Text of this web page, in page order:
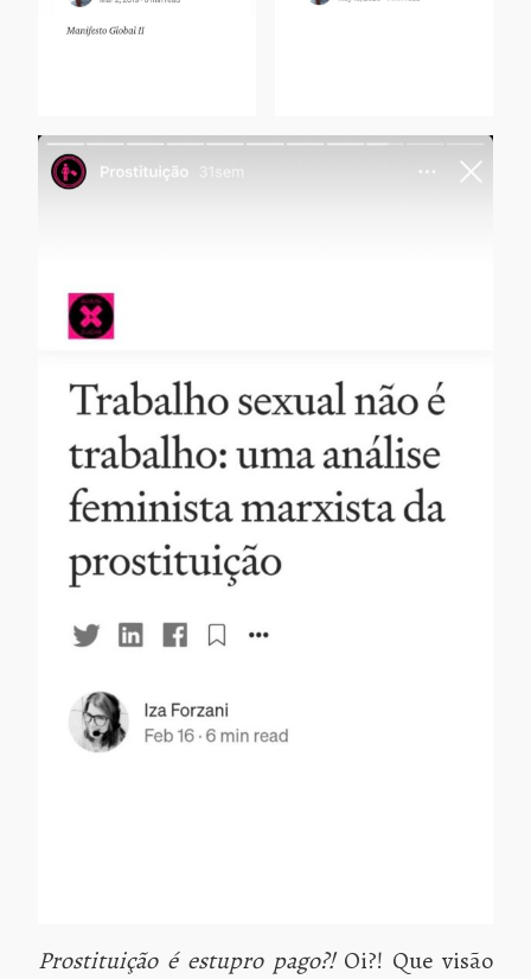
Prostituição é estupro pago?!Oi?! Que visão